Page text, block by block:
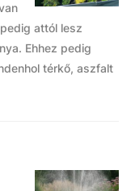
attól lesz
Ehhez pedig
térkő, aszfalt